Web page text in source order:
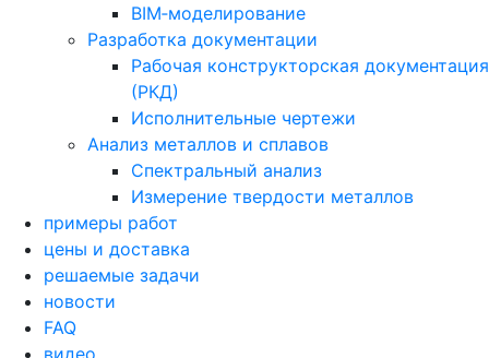
BIM‑моделирование
Разработка документации
Рабочая конструкторская документация
(РКД)
Исполнительные чертежи
Анализ металлов и сплавов
Спектральный анализ
Измерение твердости металлов
примеры работ
цены и доставка
решаемые задачи
новости
FAQ
видео